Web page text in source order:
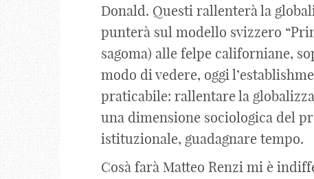
Donald. Questi rallenterà la
punterà sul modello svizzero
sagoma) alle felpe californiane,
modo di vedere, oggi
praticabile: rallentare la
una dimensione sociologica del
istituzionale, guadagnare tempo.
Cosà farà Matteo Renzi mi è